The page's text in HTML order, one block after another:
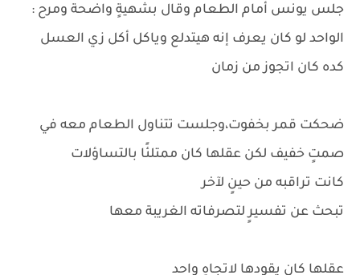
جلس يونس أمام الطعام وقال بشهيةٍ واضحة ومرح :
الواحد لو كان يعرف إنه هيتدلع وياكل أكل زي العسل
كده كان اتجوز من زمان
ضحكت قمر بخفوت،وجلست تتناول الطعام معه في
صمتٍ خفيف لكن عقلها كان ممتلئًا بالتساؤلات
كانت تراقبه من حينٍ لآخر
تبحث عن تفسيرٍ لتصرفاته الغريبة معها
عقلها كان يقودها لاتجاهٍ واحد